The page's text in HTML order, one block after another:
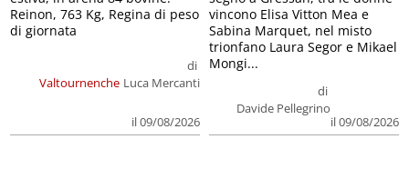
Valtournenche
di
Luca Mercanti
il 09/08/2026
Reinon, 763 Kg, Regina di peso
di giornata
di
Davide Pellegrino
il 09/08/2026
vincono Elisa Vitton Mea e
Sabina Marquet, nel misto
trionfano Laura Segor e Mikael
Mongi...